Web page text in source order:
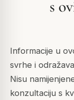
s
Informacije u
svrhe i
Nisu
konzultaciju s